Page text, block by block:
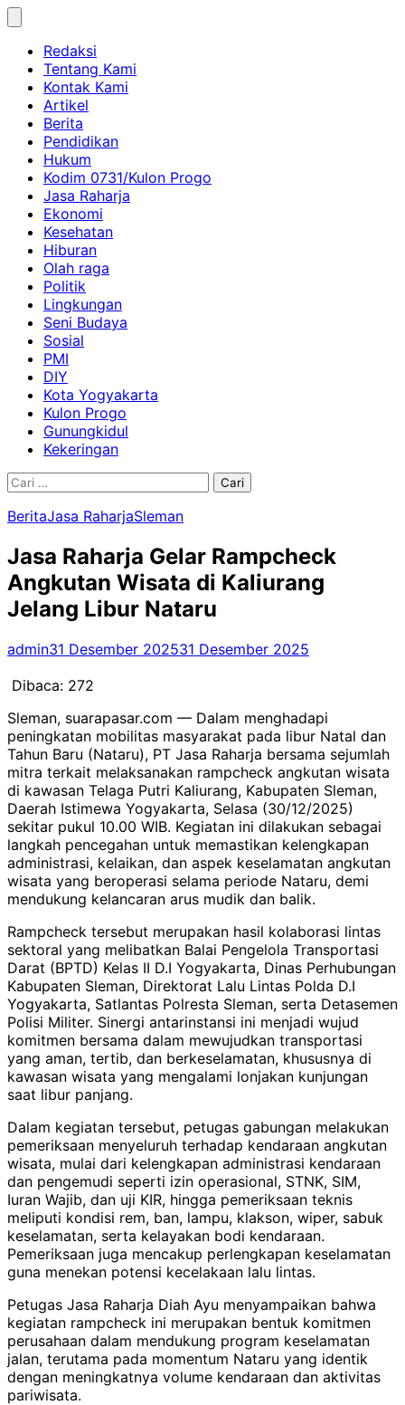
Skip
contentRedaksi
Tentang Kami
Kontak Kami
Artikel
Berita
Pendidikan
Hukum
Kodim 0731/Kulon Progo
Jasa Raharja
Ekonomi
Kesehatan
Hiburan
Olah raga
Politik
Lingkungan
Seni Budaya
Sosial
PMI
DIY
Kota Yogyakarta
Kulon Progo
Gunungkidul
Kekeringan
Cari
BeritaJasa RaharjaSleman
Jasa Raharja Gelar Rampcheck
Angkutan Wisata di Kaliurang
Jelang Libur Nataru
admin31 Desember 202531 Desember 2025
Dibaca: 272
Sleman, suarapasar.com — Dalam menghadapi
peningkatan mobilitas masyarakat pada libur Natal dan
Tahun Baru (Nataru), PT Jasa Raharja bersama sejumlah
mitra terkait melaksanakan rampcheck angkutan wisata
di kawasan Telaga Putri Kaliurang, Kabupaten Sleman,
Daerah Istimewa Yogyakarta, Selasa (30/12/2025)
sekitar pukul 10.00 WIB. Kegiatan ini dilakukan sebagai
langkah pencegahan untuk memastikan kelengkapan
administrasi, kelaikan, dan aspek keselamatan angkutan
wisata yang beroperasi selama periode Nataru, demi
mendukung kelancaran arus mudik dan balik.
Rampcheck tersebut merupakan hasil kolaborasi lintas
sektoral yang melibatkan Balai Pengelola Transportasi
Darat (BPTD) Kelas II D.I Yogyakarta, Dinas Perhubungan
Kabupaten Sleman, Direktorat Lalu Lintas Polda D.I
Yogyakarta, Satlantas Polresta Sleman, serta Detasemen
Polisi Militer. Sinergi antarinstansi ini menjadi wujud
komitmen bersama dalam mewujudkan transportasi
yang aman, tertib, dan berkeselamatan, khususnya di
kawasan wisata yang mengalami lonjakan kunjungan
saat libur panjang.
Dalam kegiatan tersebut, petugas gabungan melakukan
pemeriksaan menyeluruh terhadap kendaraan angkutan
wisata, mulai dari kelengkapan administrasi kendaraan
dan pengemudi seperti izin operasional, STNK, SIM,
Iuran Wajib, dan uji KIR, hingga pemeriksaan teknis
meliputi kondisi rem, ban, lampu, klakson, wiper, sabuk
keselamatan, serta kelayakan bodi kendaraan.
Pemeriksaan juga mencakup perlengkapan keselamatan
guna menekan potensi kecelakaan lalu lintas.
Petugas Jasa Raharja Diah Ayu menyampaikan bahwa
kegiatan rampcheck ini merupakan bentuk komitmen
perusahaan dalam mendukung program keselamatan
jalan, terutama pada momentum Nataru yang identik
dengan meningkatnya volume kendaraan dan aktivitas
pariwisata.